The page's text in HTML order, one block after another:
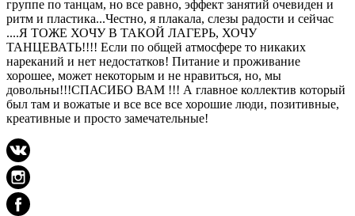
группе по танцам, но все равно, эффект занятий очевиден и
ритм и пластика...Честно, я плакала, слезы радости и сейчас
....Я ТОЖЕ ХОЧУ В ТАКОЙ ЛАГЕРЬ, ХОЧУ
ТАНЦЕВАТЬ!!!! Если по общей атмосфере то никаких
нареканий и нет недостатков! Питание и проживание
хорошее, может некоторым и не нравиться, но, мы
довольны!!!СПАСИБО ВАМ !!! А главное коллектив который
был там и вожатые и все все все хорошие люди, позитивные,
креативные и просто замечательные!